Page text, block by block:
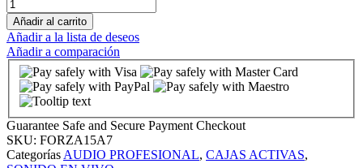
panel
panel
panel
panel
Añadir al carrito
Añadir a la lista de deseos
Añadir a comparación
Guarantee Safe and Secure Payment Checkout
SKU: FORZA15A7
Categorías AUDIO PROFESIONAL, CAJAS ACTIVAS,